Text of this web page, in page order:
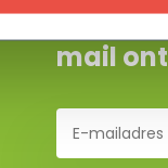
De
mail